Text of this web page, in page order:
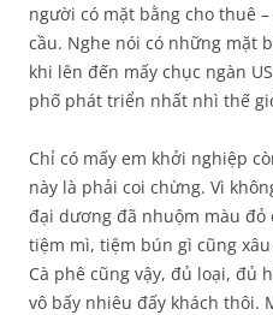
người có mặt bằng cho thuê
cầu. Nghe nói có những mặt
khi lên đến mấy chục ngàn
phố phát triển nhất nhì thế
Chỉ có mấy em khởi nghiệp
này là phải coi chừng. Vì
đại dương đã nhuộm màu đỏ
tiệm mì, tiệm bún gì cũng
Cà phê cũng vậy, đủ loại, đủ
vô bấy nhiêu đấy khách thôi.